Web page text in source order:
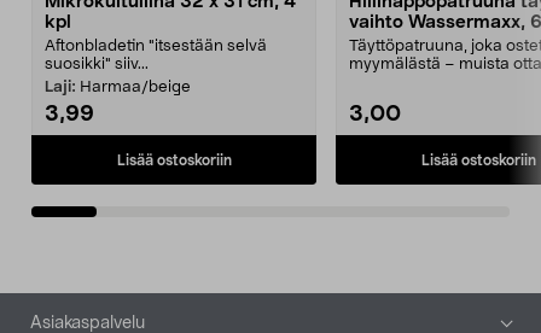
kpl
Aftonbladetin "itsestään selvä
suosikki" siiv...
Laji: Harmaa/beige
3,99
Lisää ostoskoriin
vaihto Wassermaxx,
Täyttöpatruuna, joka
myymälästä – muista
3,00
Lisää ostoskoriin
Alatunniste
Asiakaspalvelu